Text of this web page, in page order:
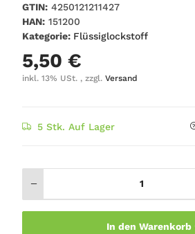
GTIN: 4250121211427
HAN: 151200
Kategorie: Flüssiglockstoff
5,50 €
inkl. 13% USt. , zzgl. Versand
5 Stk. Auf Lager
In den Warenkorb